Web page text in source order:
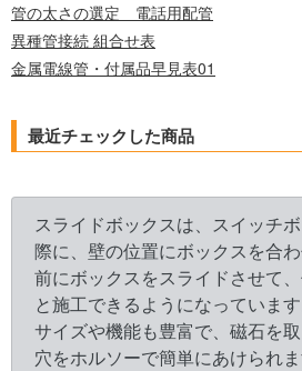
管の太さの選定 電話用配管
異種管接続 組合せ表
金属電線管・付属品早見表01
最近チェックした商品
スライドボックスは、スイッチ
際に、壁の位置にボックスを合
前にボックスをスライドさせて
と施工できるようになっています
サイズや機能も豊富で、磁石を
穴をホルソーで簡単にあけられま